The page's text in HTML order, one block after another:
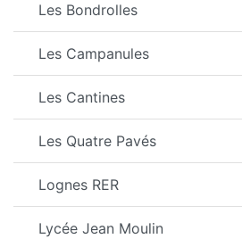
Les Bondrolles
Les Campanules
Les Cantines
Les Quatre Pavés
Lognes RER
Lycée Jean Moulin